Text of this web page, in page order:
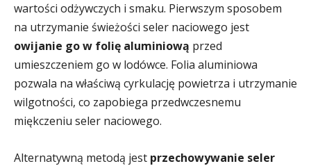
wartości odżywczych i smaku. Pierwszym sposobem
na utrzymanie świeżości seler naciowego jest
owijanie go w folię aluminiową przed
umieszczeniem go w lodówce. Folia aluminiowa
pozwala na właściwą cyrkulację powietrza i utrzymanie
wilgotności, co zapobiega przedwczesnemu
miękczeniu seler naciowego.
Alternatywną metodą jest przechowywanie seler